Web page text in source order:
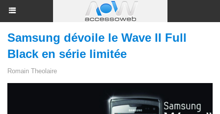
Samsung dévoile le Wave II Full
Black en série limitée
Romain Theolaire